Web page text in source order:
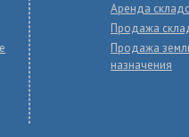
Аренда
Продажа
Продажа
назначения